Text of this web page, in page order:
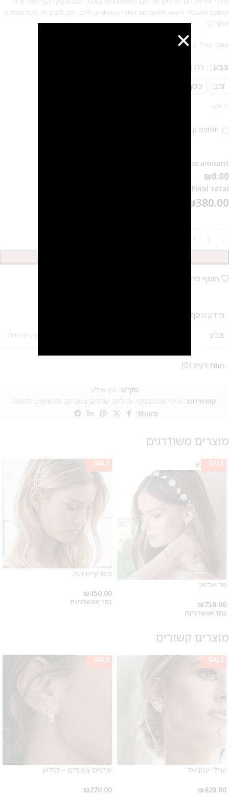
וכמובן שתוכלי לענוד אותם גם אחרי המאורע, ליום יום, לערב או לכל מאורע
אחר 🙂
אורך עגיל: כ 1.5 ס"מ
צבע : רוז גולד
זהב
כסף
נקה
תוספת קליפס 20 ₪
Options amount
₪0.00
Final total
₪380.00
הוסף לרשימת המשאלות
מידע נוסף
צבע
כסף, רוז גולד
חוות דעת (0)
מק"ט: אין מידע
קטגוריות: עגילי סברובסקי, עגילים, עגילים צמודים, תכשיטים לחינה
Share:
מוצרים משודרגים
SOLD OUT
SALE
נזר אליאן
₪750.00
בחר אפשרויות
SALE
מסרקיית רנה
₪450.00
בחר אפשרויות
מוצרים קשורים
SALE
עגילי עמנואל
₪420.00
SALE
עגילים צמודים – מולאן
₪270.00
2
מבצע 1+1
על החירור ל-50 הפונות ראשונות
לקביעת תור לפירסינג ועיצוב
אזניים